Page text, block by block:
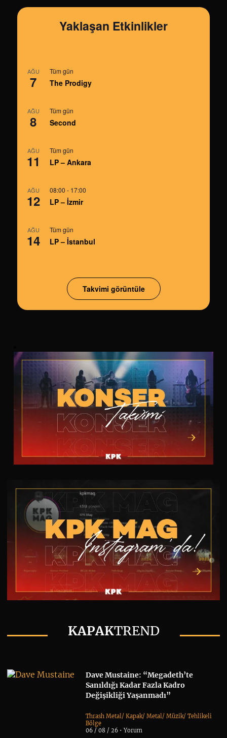
Yaklaşan Etkinlikler
AĞU
7
Tüm gün
The Prodigy
AĞU
8
Tüm gün
Second
AĞU
11
Tüm gün
LP – Ankara
AĞU
12
08:00 - 17:00
LP – İzmir
AĞU
14
Tüm gün
LP – İstanbul
Takvimi görüntüle
KAPAKTREND
Dave Mustaine: “Megadeth’te
Sanıldığı Kadar Fazla Kadro
Değişikliği Yaşanmadı”
Thrash Metal /Kapak/Metal /Müzik/Tehlikeli
Bölge
06 / 08 / 26 •Yorum